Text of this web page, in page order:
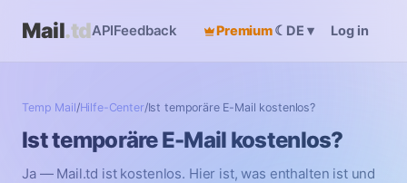
Mail.tdAPIFeedback Premium☾ DE ▾ Log in
Temp Mail/Hilfe-Center/Ist temporäre E-Mail kostenlos?
Ist temporäre E-Mail kostenlos?
Ja — Mail.td ist kostenlos. Hier ist, was enthalten ist und